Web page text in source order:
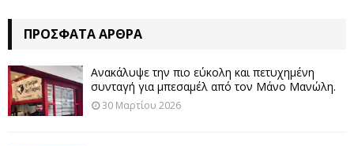
ΠΡΌΣΦΑΤΑ ΆΡΘΡΑ
Ανακάλυψε την πιο εύκολη και πετυχημένη
συνταγή για μπεσαμέλ από τον Μάνο Μανώλη.
30 Μαρτίου 2026